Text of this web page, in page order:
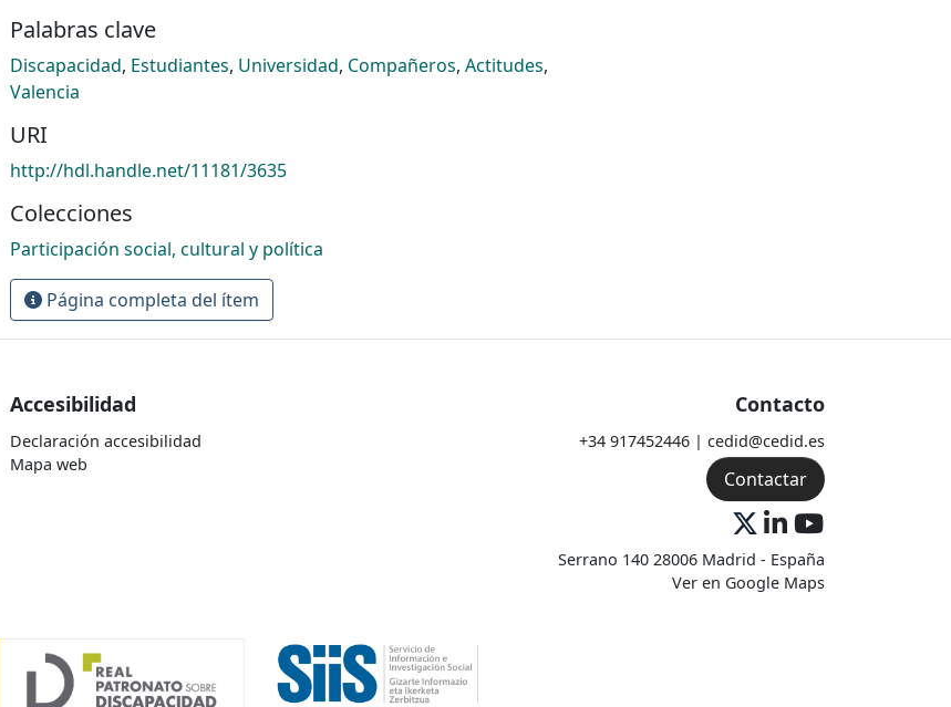
Palabras clave
Discapacidad, Estudiantes, Universidad, Compañeros, Actitudes,
Valencia
URI
http://hdl.handle.net/11181/3635
Colecciones
Participación social, cultural y política
Página completa del ítem
Accesibilidad
Declaración accesibilidad
Mapa web
Contacto
+34 917452446 | cedid@cedid.es
Contactar
Serrano 140 28006 Madrid - España
Ver en Google Maps